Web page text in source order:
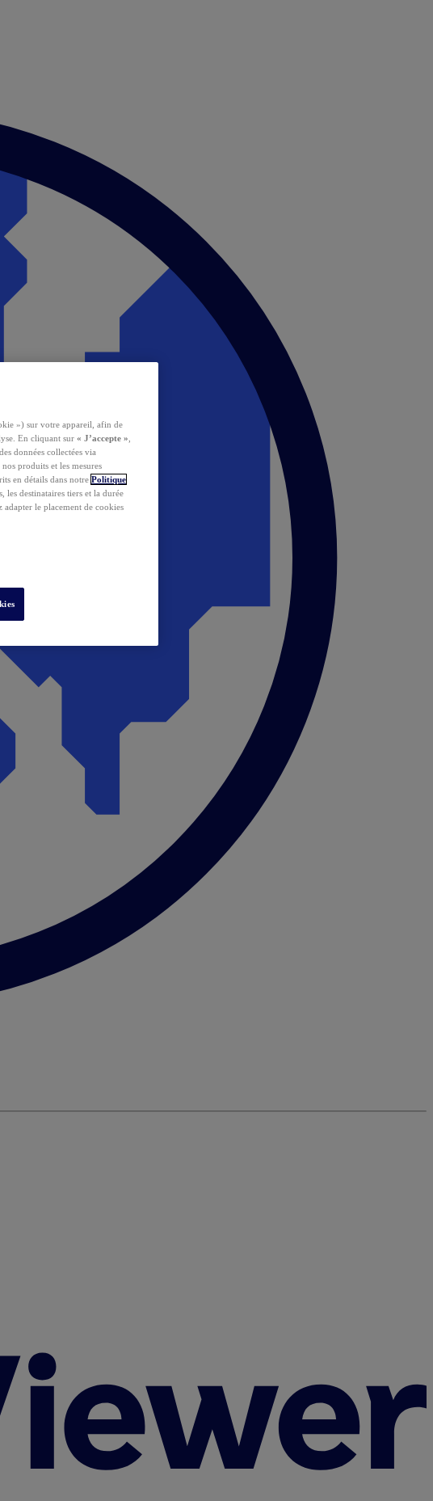
») sur votre appareil, afin de
En cliquant sur « J’accepte »
données collectées via
produits et les mesures
en détails dans notre Politique
les destinataires tiers et la durée
adapter le placement de cookies